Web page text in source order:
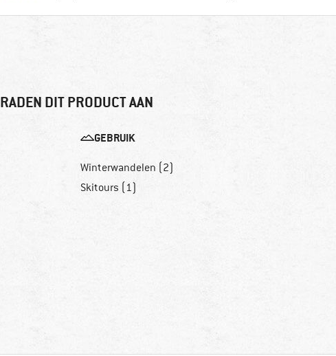
RADEN DIT PRODUCT AAN
GEBRUIK
Winterwandelen (2)
Skitours (1)